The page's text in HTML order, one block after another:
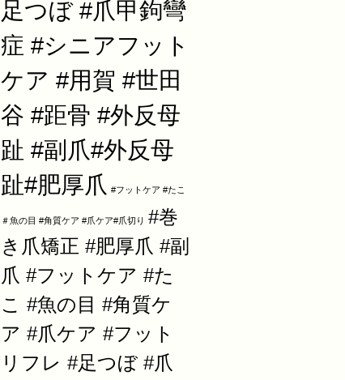
足つぼ #爪甲鉤彎
症 #シニアフット
ケア #用賀 #世田
谷 #距骨 #外反母
趾 #副爪#外反母
趾#肥厚爪 #フットケア #たこ
＃魚の目 #角質ケア #爪ケア#爪切り #巻
き爪矯正 #肥厚爪 #副
爪 #フットケア #た
こ #魚の目 #角質ケ
ア #爪ケア #フット
リフレ #足つぼ #爪